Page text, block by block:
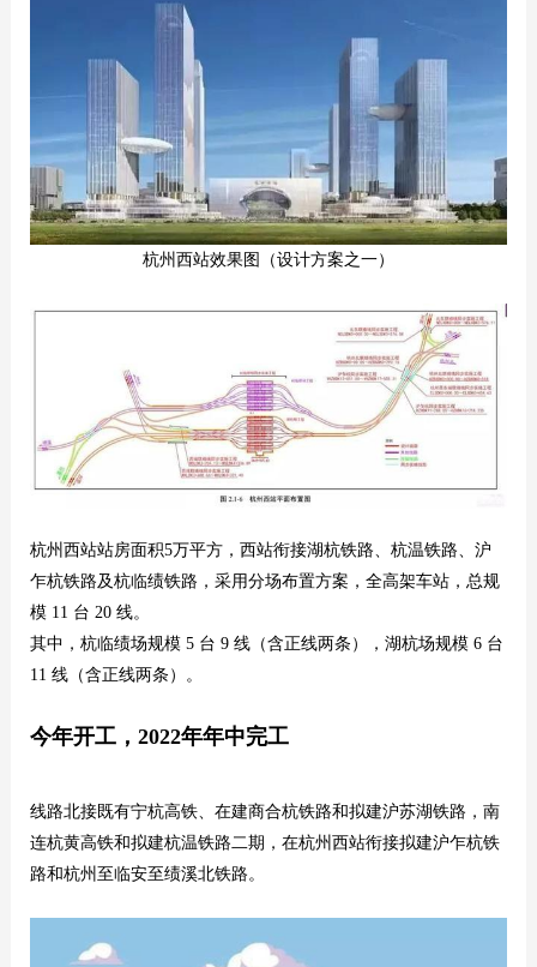
杭州西站效果图（设计方案之一）
杭州西站站房面积5万平方，西站衔接湖杭铁路、杭温铁路、沪
乍杭铁路及杭临绩铁路，采用分场布置方案，全高架车站，总规
模 11 台 20 线。
其中，杭临绩场规模 5 台 9 线（含正线两条），湖杭场规模 6 台
11 线（含正线两条）。
今年开工，2022年年中完工
线路北接既有宁杭高铁、在建商合杭铁路和拟建沪苏湖铁路，南
连杭黄高铁和拟建杭温铁路二期，在杭州西站衔接拟建沪乍杭铁
路和杭州至临安至绩溪北铁路。